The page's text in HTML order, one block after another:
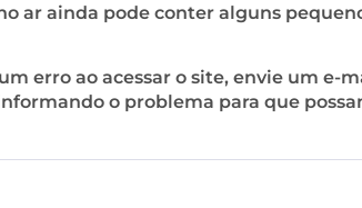
ar ainda pode conter alguns
erro ao acessar o site, envie um e-
o problema para que